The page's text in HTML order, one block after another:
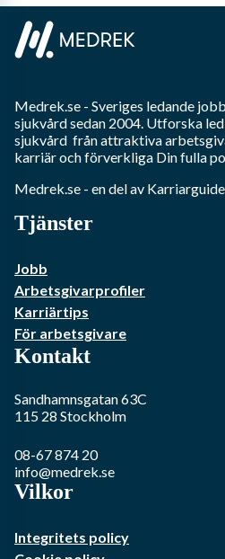
Medrek.se - Sveriges ledande
sjukvårdsedan 2004. Utforska
sjukvård från attraktiva
karriär och förverkliga Din fulla
Medrek.se - en del av
Tjänster
Jobb
Arbetsgivarprofiler
Karriärtips
För arbetsgivare
Kontakt
Sandhamnsgatan 63C
115 28 Stockholm
08-67 874 20
info@medrek.se
Vilkor
Integritets policy